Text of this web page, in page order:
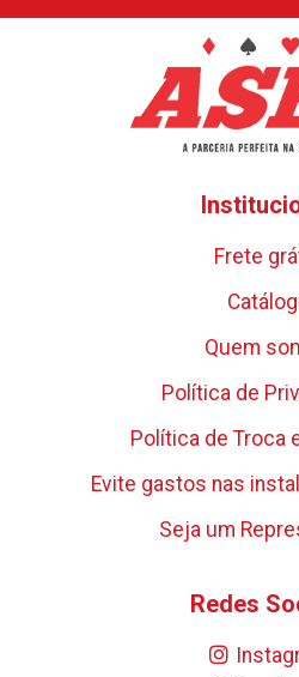
Frete
Quem
Política de
Política de Troca
Evite gastos nas
Seja um
Redes